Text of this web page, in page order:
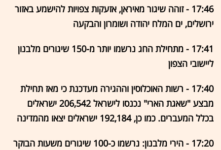
17:46 - זוהה שיגור מאיראן, אזעקות צפויות להישמע באזור
ירושלים, ים המלח יהודה ושומרון והבקעה
17:41 - מתחילת החג נרשמו יותר מ-150 שיגורים מלבנון
ליישובי הצפון
17:40 - רשות האוכלוסין וההגירה מעדכנת כי מאז תחילת
מבצע "שאגת הארי" נכנסו לישראל 206,542 ישראלים
בכלל המעברים. כמו כן, 192,184 ישראלים יצאו מהמדינה
17:20 - הירי מלבנון: נרשמו כ-100 שיגורים משעות הבוקר